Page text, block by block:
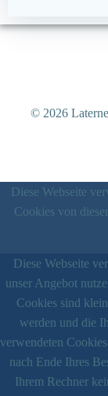
© 2026
Diese Webseite
Cookies von
Diese Webseite
unser Angebot
Cookies sind
werden und die
verwendeten
nach Ende Ihres
Ihrem Rechner